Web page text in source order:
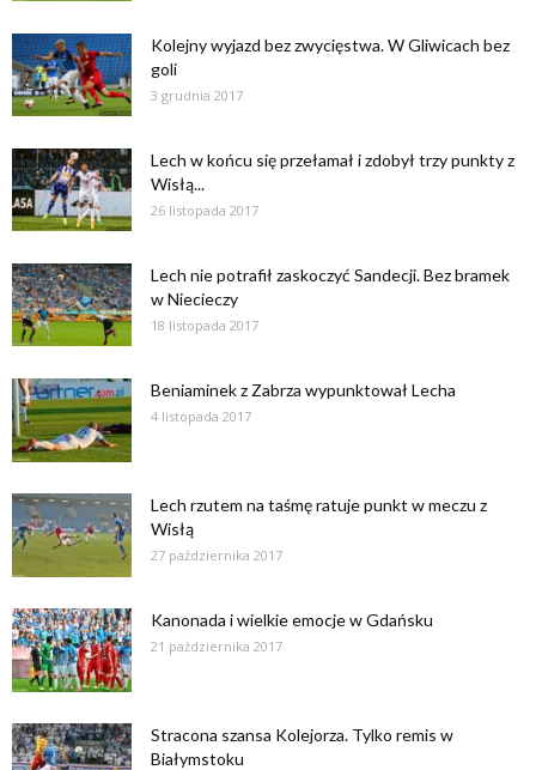
Kolejny wyjazd bez zwycięstwa. W Gliwicach bez
goli
3 grudnia 2017
Lech w końcu się przełamał i zdobył trzy punkty z
Wisłą...
26 listopada 2017
Lech nie potrafił zaskoczyć Sandecji. Bez bramek
w Niecieczy
18 listopada 2017
Beniaminek z Zabrza wypunktował Lecha
4 listopada 2017
Lech rzutem na taśmę ratuje punkt w meczu z
Wisłą
27 października 2017
Kanonada i wielkie emocje w Gdańsku
21 października 2017
Stracona szansa Kolejorza. Tylko remis w
Białymstoku